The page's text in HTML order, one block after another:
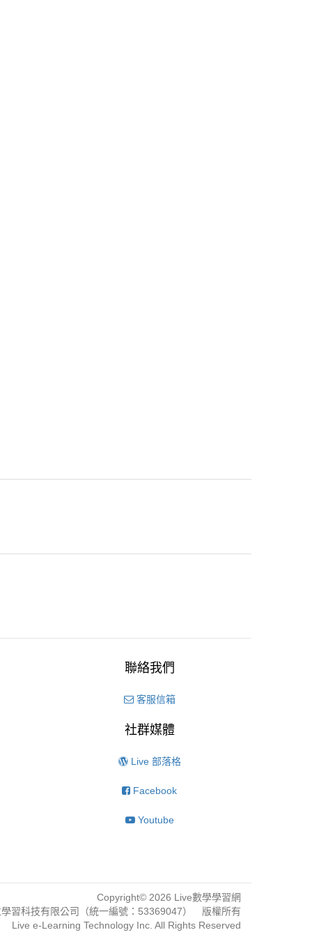
聯絡我們
客服信箱
社群媒體
Live 部落格
Facebook
Youtube
Copyright© 2026 Live數學學習網
習科技有限公司（統一編號：53369047） 版權所有
Live e-Learning Technology Inc. All Rights Reserved